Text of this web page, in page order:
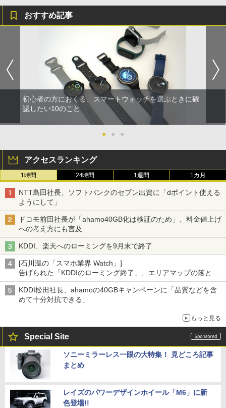
おすすめ記事
初心者の方におくる、スマートウォッチを選ぶときに確
認したい10のこと
● ● ●
アクセスランキング
1時間 24時間 1週間 1カ月
NTT島田社長、ソフトバンクのセブン出資に「dポイント使える
ようにして」
ドコモ前田社長が「ahamo40GB化は検証のため」、料金値上げ
への考え方にも言及
KDDI、楽天へのローミングを9月末で終了
[石川温の「スマホ業界 Watch」]
告げられた「KDDIのローミング終了」、エリアマップの落とし
穴と楽天モバイルの課題
KDDI松田社長、ahamoの40GBキャンペーンに「品質などを含
めて十分対抗できる」
もっと見る
Special Site
ソニーミラーレス一眼の大特集！ 見どころ記事
まとめ
レイズのパワーデザインホイール「M6」に新
色登場!!